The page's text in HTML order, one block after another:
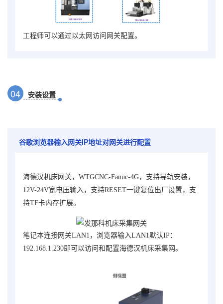
工程师可以通过以太网访问网关配置。
04 安装设置
谷歌浏览器输入网关IP地址对网关进行配置
海德汉机床网关，WTGCNC-Fanuc-4G，支持导轨安装，
12V-24V宽电压输入，支持RESET一键复位出厂设置，支
持TF卡内存扩展。
笔记本连接网关LAN1，浏览器输入LAN1默认IP：
192.168.1.230即可以访问和配置海德汉机床采集网。